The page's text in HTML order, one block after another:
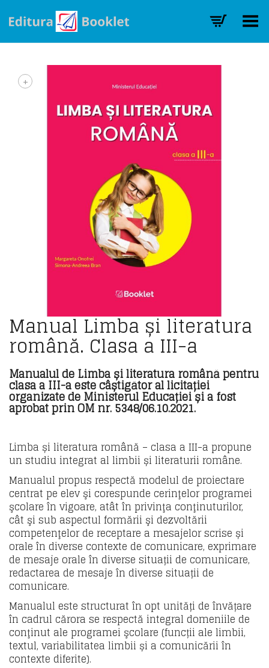
Toggle Menu
+
Manual Limba și literatura
română. Clasa a III-a
Manualul de Limba și literatura română pentru
clasa a III-a este câștigător al licitației
organizate de Ministerul Educației și a fost
aprobat prin OM nr. 5348/06.10.2021.
Limba și literatura română – clasa a III-a propune
un studiu integrat al limbii și literaturii române.
Manualul propus respectă modelul de proiectare
centrat pe elev şi corespunde cerinţelor programei
şcolare în vigoare, atât în privinţa conţinuturilor,
cât şi sub aspectul formării şi dezvoltării
competenţelor de receptare a mesajelor scrise și
orale în diverse contexte de comunicare, exprimare
de mesaje orale în diverse situații de comunicare,
redactarea de mesaje în diverse situații de
comunicare.
Manualul este structurat în opt unități de învățare
în cadrul cărora se respectă integral domeniile de
conţinut ale programei şcolare (funcții ale limbii,
textul, variabilitatea limbii și a comunicării în
contexte diferite).